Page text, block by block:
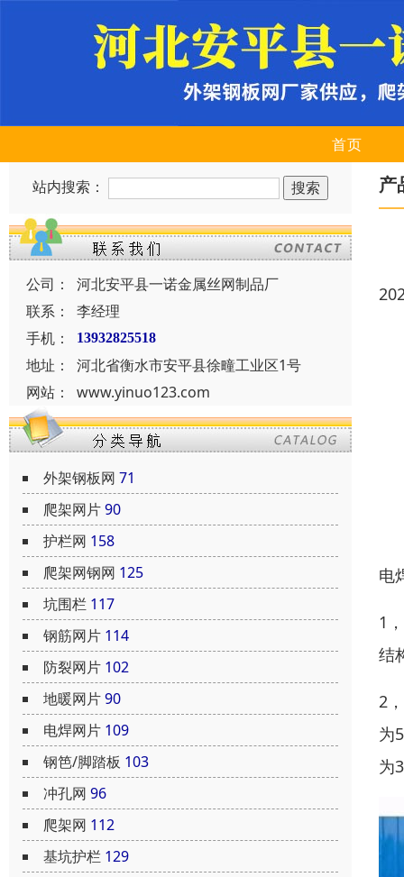
首页
站内搜索：
公司：
河北安平县一诺金属丝网制品厂
联系：
李经理
手机：
13932825518
地址：
河北省衡水市安平县徐疃工业区1号
网站：
www.yinuo123.com
外架钢板网 71
爬架网片90
护栏网 158
爬架网钢网 125
坑围栏 117
钢筋网片 114
防裂网片 102
地暖网片90
电焊网片 109
钢笆/脚踏板 103
冲孔网 96
爬架网 112
基坑护栏 129
产
电
1
结
2
为
为